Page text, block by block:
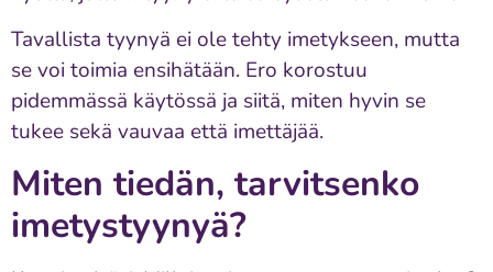
Tavallista tyynyä ei ole tehty imetykseen, mutta
se voi toimia ensihätään. Ero korostuu
pidemmässä käytössä ja siitä, miten hyvin se
tukee sekä vauvaa että imettäjää.
Miten tiedän, tarvitsenko
imetystyynyä?